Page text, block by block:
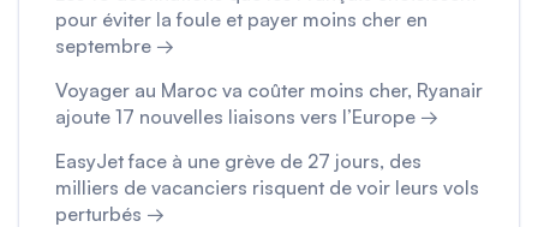
pour éviter la foule et payer moins cher en
septembre →
Voyager au Maroc va coûter moins cher, Ryanair
ajoute 17 nouvelles liaisons vers l’Europe →
EasyJet face à une grève de 27 jours, des
milliers de vacanciers risquent de voir leurs vols
perturbés →